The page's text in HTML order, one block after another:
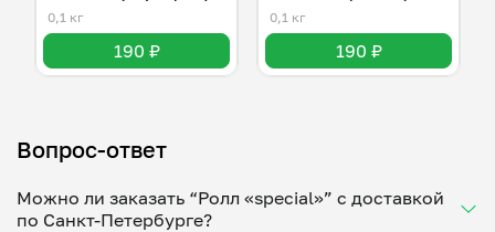
0,1 кг
190 ₽
0,1 кг
190 ₽
Вопрос-ответ
Можно ли заказать “Ролл «special»” с доставкой
по Санкт-Петербурге?